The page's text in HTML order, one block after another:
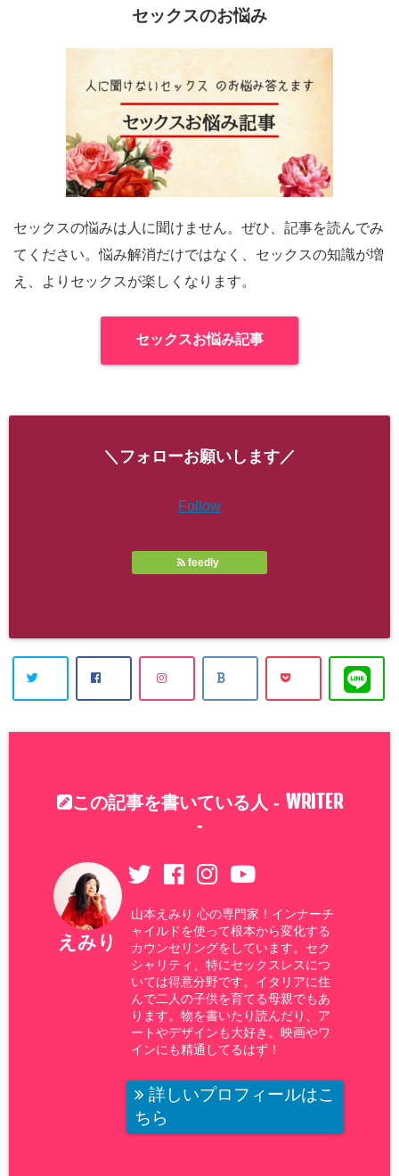
セックスのお悩み
セックスの悩みは人に聞けません。ぜひ、記事を読んでみ
てください。悩み解消だけではなく、セックスの知識が増
え、よりセックスが楽しくなります。
セックスお悩み記事
＼フォローお願いします／
Follow
feedly
この記事を書いている人 - WRITER
-
えみり
山本えみり 心の専門家！インナーチ
ャイルドを使って根本から変化する
カウンセリングをしています。セク
シャリティ、特にセックスレスにつ
いては得意分野です。イタリアに住
んで二人の子供を育てる母親でもあ
ります。物を書いたり読んだり、ア
ートやデザインも大好き。映画やワ
インにも精通してるはず！
詳しいプロフィールはこ
ちら